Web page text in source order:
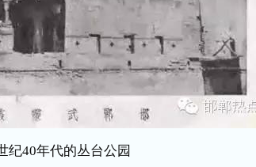
纪40年代的丛台公园